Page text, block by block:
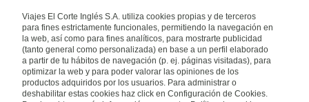
Quiénes somos
Financiación
Sostenibilidad
Turismo accesible
Tarjeta El Corte Inglés
Trabaja con nosotros
El Corte Inglés
Canal Ético
Enlaces de interés
Guías de viaje
Catálogos
Auto check-in
Condiciones Generales
Política de privacidad
Internacional
España
Viajes El Corte Inglés S.A. utiliza cookies propias y de terceros
para fines estrictamente funcionales, permitiendo la navegación en
la web, así como para fines analíticos, para mostrarte publicidad
(tanto general como personalizada) en base a un perfil elaborado
a partir de tu hábitos de navegación (p. ej. páginas visitadas), para
optimizar la web y para poder valorar las opiniones de los
productos adquiridos por los usuarios. Para administrar o
deshabilitar estas cookies haz click en Configuración de Cookies.